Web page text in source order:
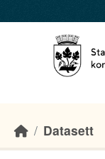
Datasett